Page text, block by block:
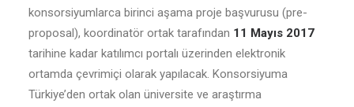
konsorsiyumlarca birinci aşama proje başvurusu (pre-
proposal), koordinatör ortak tarafından 11 Mayıs 2017
tarihine kadar katılımcı portalı üzerinden elektronik
ortamda çevrimiçi olarak yapılacak. Konsorsiyuma
Türkiye’den ortak olan üniversite ve araştırma